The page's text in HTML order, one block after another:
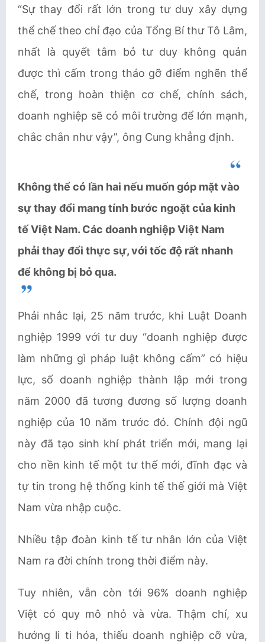
“Sự thay đổi rất lớn trong tư duy xây dựng
thể chế theo chỉ đạo của Tổng Bí thư Tô Lâm,
nhất là quyết tâm bỏ tư duy không quản
được thì cấm trong tháo gỡ điểm nghẽn thể
chế, trong hoàn thiện cơ chế, chính sách,
doanh nghiệp sẽ có môi trường để lớn mạnh,
chắc chắn như vậy”, ông Cung khẳng định.
Không thể có lần hai nếu muốn góp mặt vào
sự thay đổi mang tính bước ngoặt của kinh
tế Việt Nam. Các doanh nghiệp Việt Nam
phải thay đổi thực sự, với tốc độ rất nhanh
để không bị bỏ qua.
Phải nhắc lại, 25 năm trước, khi Luật Doanh
nghiệp 1999 với tư duy “doanh nghiệp được
làm những gì pháp luật không cấm” có hiệu
lực, số doanh nghiệp thành lập mới trong
năm 2000 đã tương đương số lượng doanh
nghiệp của 10 năm trước đó. Chính đội ngũ
này đã tạo sinh khí phát triển mới, mang lại
cho nền kinh tế một tư thế mới, đĩnh đạc và
tự tin trong hệ thống kinh tế thế giới mà Việt
Nam vừa nhập cuộc.
Nhiều tập đoàn kinh tế tư nhân lớn của Việt
Nam ra đời chính trong thời điểm này.
Tuy nhiên, vẫn còn tới 96% doanh nghiệp
Việt có quy mô nhỏ và vừa. Thậm chí, xu
hướng li ti hóa, thiếu doanh nghiệp cỡ vừa,